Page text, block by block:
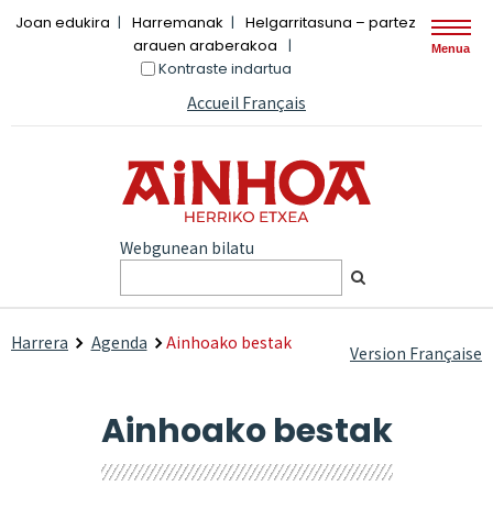
Joan edukira Harremanak
Helgarritasuna – partez
arauen araberakoa
Kontraste indartua
Accueil Français
Webgunean bilatu
Menua
Harrera Agenda Ainhoako bestak
Version Française
Ainhoako bestak